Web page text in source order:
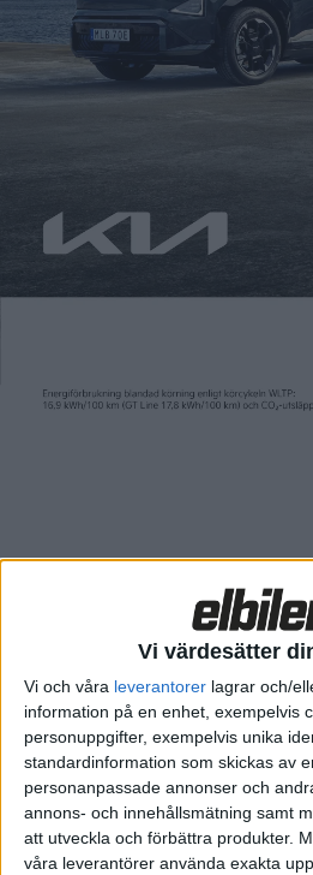
Vi värdesätter
Vi och våra leverantorer lagrar och/
information på en enhet, exempelvis
personuppgifter, exempelvis unika
standardinformation som skickas av
personanpassade annonser och
annons- och innehållsmätning samt
att utveckla och förbättra produkter.
våra leverantörer använda exakta
Carl Undéhn 11 nov 2021
mottot ”Låt oss inleda en
av elbilar. Hittills har vi endast fått
elsuv bZ4X. Den delar mycket
mottot ”Låt oss inleda en
däremot en något annorlunda grill